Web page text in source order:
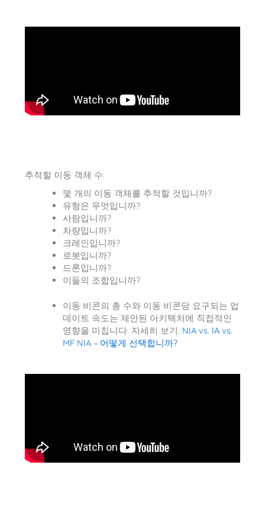
추적할 이동 객체 수:
몇 개의 이동 객체를 추적할 것입니까?
유형은 무엇입니까?
사람입니까?
차량입니까?
크레인입니까?
로봇입니까?
드론입니까?
이들의 조합입니까?
이동 비콘의 총 수와 이동 비콘당 요구되는 업
데이트 속도는 제안된 아키텍처에 직접적인
영향을 미칩니다. 자세히 보기: NIA vs. IA vs.
MF NIA – 어떻게 선택합니까?